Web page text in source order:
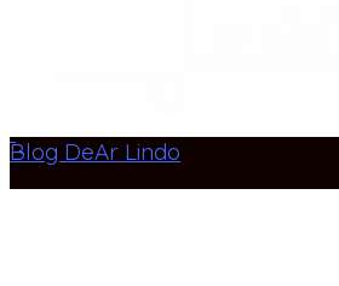
Blog DeAr Lindo